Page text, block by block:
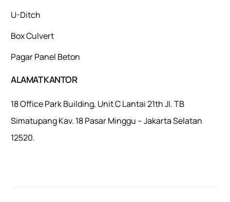
U-Ditch
Box Culvert
Pagar Panel Beton
ALAMAT KANTOR
18 Office Park Building, Unit C Lantai 21th Jl. TB
Simatupang Kav. 18 Pasar Minggu – Jakarta Selatan
12520.